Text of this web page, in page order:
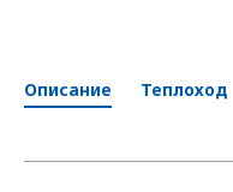
Описание Теплоход